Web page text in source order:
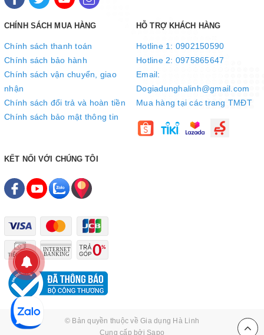
Bếp hồng ngoại SUNHOUSE SHD6024 được trang bị bảng điều
khiển cảm ứng hiện đại kết hợp cùng núm xoay điều chỉnh
tăng/giảm công suất, thời gian. Bên cạnh đó, các phím hiển thị
tiếng Việt và màn hình LED hiển thị đa thông tin mang đến sự tiện
lợi cho người dùng trong quá trình sử dụng.
Quạt gió tản nhiệt giúp tăng tuổi thọ sản phẩm
Quạt gió được thiết kế dưới mặt bếp giúp tản nhiệt đều, hạ nhiệt
nhanh nhưng không tạt hơi nóng vào người sử dụng. Hệ thống
CHÍNH SÁCH MUA HÀNG
Chính sách thanh toán
Chính sách bảo hành
Chính sách vận chuyển, giao
nhận
Chính sách đổi trả và hoàn tiền
Chính sách bảo mật thông tin
HỖ TRỢ KHÁCH HÀNG
Hotline 1: 0902150590
Hotline 2: 0975865647
Email:
Dogiadunghalinh@gmail.com
Mua hàng tại các trang TMĐT
KẾT NỐI VỚI CHÚNG TÔI
© Bản quyền thuộc vềGia dụng Hà Linh
Cung cấp bởi Sapo